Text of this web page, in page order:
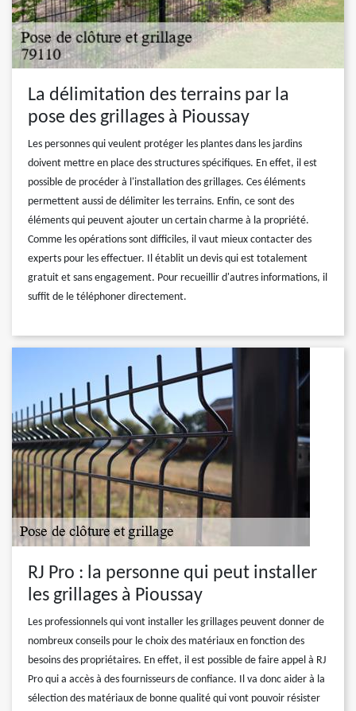
La délimitation des terrains par la
pose des grillages à Pioussay
Les personnes qui veulent protéger les plantes dans les jardins
doivent mettre en place des structures spécifiques. En effet, il est
possible de procéder à l'installation des grillages. Ces éléments
permettent aussi de délimiter les terrains. Enfin, ce sont des
éléments qui peuvent ajouter un certain charme à la propriété.
Comme les opérations sont difficiles, il vaut mieux contacter des
experts pour les effectuer. Il établit un devis qui est totalement
gratuit et sans engagement. Pour recueillir d'autres informations, il
suffit de le téléphoner directement.
RJ Pro : la personne qui peut installer
les grillages à Pioussay
Les professionnels qui vont installer les grillages peuvent donner de
nombreux conseils pour le choix des matériaux en fonction des
besoins des propriétaires. En effet, il est possible de faire appel à RJ
Pro qui a accès à des fournisseurs de confiance. Il va donc aider à la
sélection des matériaux de bonne qualité qui vont pouvoir résister